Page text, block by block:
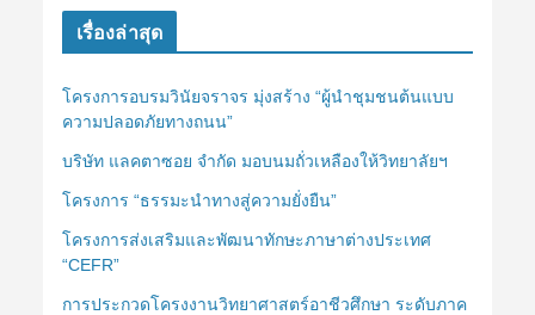
เรื่องล่าสุด
โครงการอบรมวินัยจราจร มุ่งสร้าง “ผู้นำชุมชนต้นแบบ
ความปลอดภัยทางถนน”
บริษัท แลคตาซอย จำกัด มอบนมถั่วเหลืองให้วิทยาลัยฯ
โครงการ “ธรรมะนำทางสู่ความยั่งยืน”
โครงการส่งเสริมและพัฒนาทักษะภาษาต่างประเทศ
“CEFR”
การประกวดโครงงานวิทยาศาสตร์อาชีวศึกษา ระดับภาค